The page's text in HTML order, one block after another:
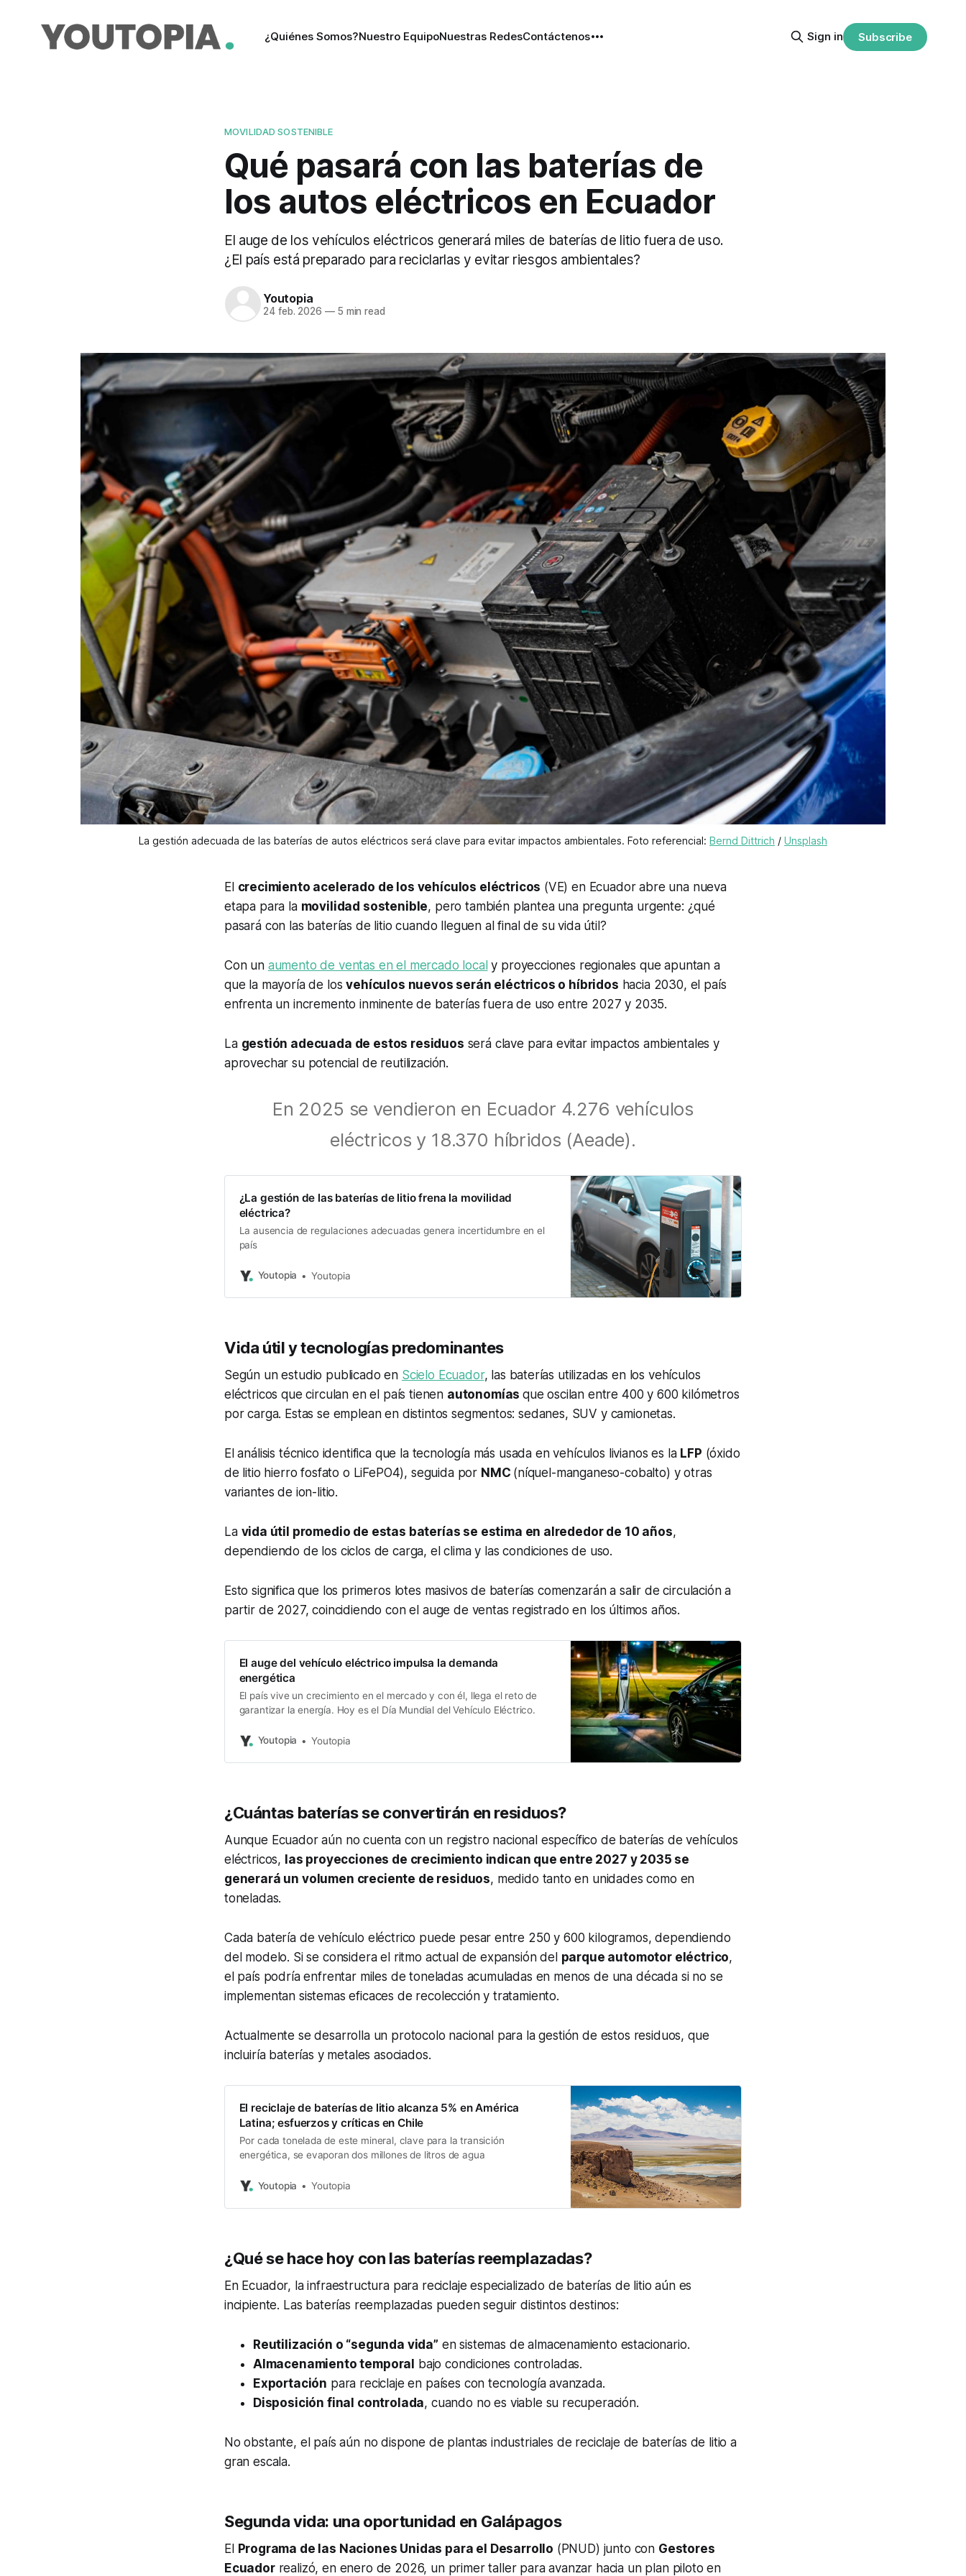
¿Quiénes Somos?Nuestro EquipoNuestras RedesContáctenos Sign in Subscribe
MOVILIDAD SOSTENIBLE
Qué pasará con las baterías de
los autos eléctricos en Ecuador
El auge de los vehículos eléctricos generará miles de baterías de litio fuera de uso.
¿El país está preparado para reciclarlas y evitar riesgos ambientales?
Youtopia
24 feb. 2026 —5 min read
La gestión adecuada de las baterías de autos eléctricos será clave para evitar impactos ambientales. Foto referencial: Bernd Dittrich / Unsplash
El crecimiento acelerado de los vehículos eléctricos (VE) en Ecuador abre una nueva
etapa para la movilidad sostenible, pero también plantea una pregunta urgente: ¿qué
pasará con las baterías de litio cuando lleguen al final de su vida útil?
Con un aumento de ventas en el mercado local y proyecciones regionales que apuntan a
que la mayoría de losvehículos nuevos serán eléctricos o híbridos hacia 2030, el país
enfrenta un incremento inminente de baterías fuera de uso entre 2027 y 2035.
La gestión adecuada de estos residuos será clave para evitar impactos ambientales y
aprovechar su potencial de reutilización.
En 2025 se vendieron en Ecuador 4.276 vehículos
eléctricos y 18.370 híbridos (Aeade).
¿La gestión de las baterías de litio frena la movilidad
eléctrica?
La ausencia de regulaciones adecuadas genera incertidumbre en el
país
Youtopia Youtopia
Vida útil y tecnologías predominantes
Según un estudio publicado en Scielo Ecuador, las baterías utilizadas en los vehículos
eléctricos que circulan en el país tienen autonomíasque oscilan entre 400 y 600 kilómetros
por carga. Estas se emplean en distintos segmentos: sedanes, SUV y camionetas.
El análisis técnico identifica que la tecnología más usada en vehículos livianos es la LFP (óxido
de litio hierro fosfato o LiFePO4), seguida por NMC (níquel-manganeso-cobalto) y otras
variantes de ion-litio.
La vida útil promedio de estas baterías se estima en alrededor de 10 años,
dependiendo de los ciclos de carga, el clima y las condiciones de uso.
Esto significa que los primeros lotes masivos de baterías comenzarán a salir de circulación a
partir de 2027, coincidiendo con el auge de ventas registrado en los últimos años.
El auge del vehículo eléctrico impulsa la demanda
energética
El país vive un crecimiento en el mercado y con él, llega el reto de
garantizar la energía. Hoy es el Día Mundial del Vehículo Eléctrico.
Youtopia Youtopia
¿Cuántas baterías se convertirán en residuos?
Aunque Ecuador aún no cuenta con un registro nacional específico de baterías de vehículos
eléctricos, las proyecciones de crecimiento indican que entre 2027 y 2035 se
generará un volumen creciente de residuos, medido tanto en unidades como en
toneladas.
Cada batería de vehículo eléctrico puede pesar entre 250 y 600 kilogramos, dependiendo
del modelo. Si se considera el ritmo actual de expansión del parque automotor eléctrico,
el país podría enfrentar miles de toneladas acumuladas en menos de una década si no se
implementan sistemas eficaces de recolección y tratamiento.
Actualmente se desarrolla un protocolo nacional para la gestión de estos residuos, que
incluiría baterías y metales asociados.
El reciclaje de baterías de litio alcanza 5% en América
Latina; esfuerzos y críticas en Chile
Por cada tonelada de este mineral, clave para la transición
energética, se evaporan dos millones de litros de agua
Youtopia Youtopia
¿Qué se hace hoy con las baterías reemplazadas?
En Ecuador, la infraestructura para reciclaje especializado de baterías de litio aún es
incipiente. Las baterías reemplazadas pueden seguir distintos destinos:
Reutilización o “segunda vida” en sistemas de almacenamiento estacionario.
Almacenamiento temporal bajo condiciones controladas.
Exportación para reciclaje en países con tecnología avanzada.
Disposición final controlada, cuando no es viable su recuperación.
No obstante, el país aún no dispone de plantas industriales de reciclaje de baterías de litio a
gran escala.
Segunda vida: una oportunidad en Galápagos
El Programa de las Naciones Unidas para el Desarrollo (PNUD) junto con Gestores
Ecuadorrealizó, en enero de 2026, un primer taller para avanzar hacia un plan piloto en